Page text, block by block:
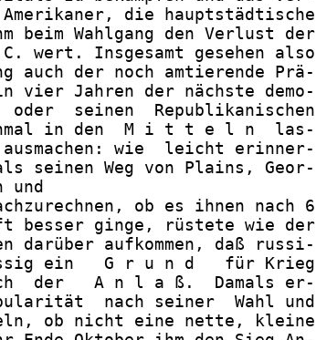
die hauptstädtische
beim Wahlgang den Verlust der
wert. Insgesamt gesehen also
auch der noch amtierende Prä-
vier Jahren der nächste demo-
oder  seinen  Republikanischen
in den  M i t t e l n  las-
wie  leicht erinner-
seinen Weg von Plains, Geor-
und
ob es ihnen nach 6
besser ginge, rüstete wie der
darüber aufkommen, daß russi-
ein   G r u n d   für Krieg
der   A n l a ß.  Damals er-
nach seiner  Wahl und
ob nicht eine nette, kleine